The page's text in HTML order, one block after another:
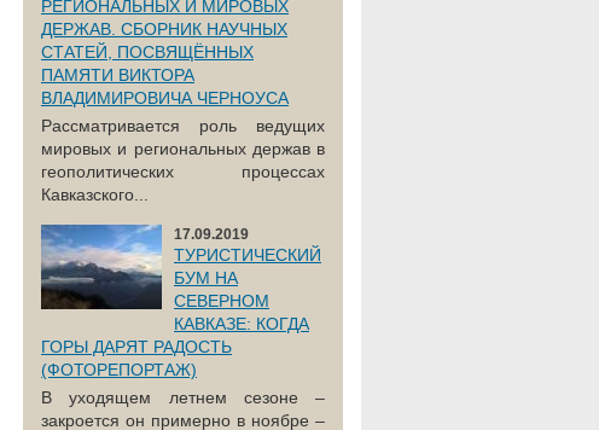
РЕГИОНАЛЬНЫХ И МИРОВЫХ
ДЕРЖАВ. СБОРНИК НАУЧНЫХ
СТАТЕЙ, ПОСВЯЩЁННЫХ
ПАМЯТИ ВИКТОРА
ВЛАДИМИРОВИЧА ЧЕРНОУСА
Рассматривается роль ведущих
мировых и региональных держав в
геополитических процессах
Кавказского...
17.09.2019
ТУРИСТИЧЕСКИЙ
БУМ НА
СЕВЕРНОМ
КАВКАЗЕ: КОГДА
ГОРЫ ДАРЯТ РАДОСТЬ
(ФОТОРЕПОРТАЖ)
В уходящем летнем сезоне –
закроется он примерно в ноябре –